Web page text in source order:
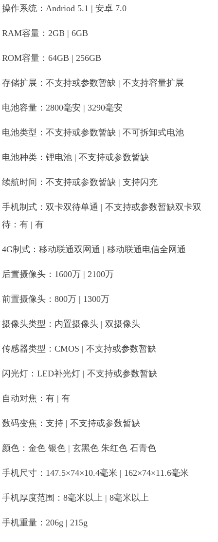
操作系统：Andriod 5.1 | 安卓 7.0
RAM容量：2GB | 6GB
ROM容量：64GB | 256GB
存储扩展：不支持或参数暂缺 | 不支持容量扩展
电池容量：2800毫安 | 3290毫安
电池类型：不支持或参数暂缺 | 不可拆卸式电池
电池种类：锂电池 | 不支持或参数暂缺
续航时间：不支持或参数暂缺 | 支持闪充
手机制式：双卡双待单通 | 不支持或参数暂缺双卡双
待：有 | 有
4G制式：移动联通双网通 | 移动联通电信全网通
后置摄像头：1600万 | 2100万
前置摄像头：800万 | 1300万
摄像头类型：内置摄像头 | 双摄像头
传感器类型：CMOS | 不支持或参数暂缺
闪光灯：LED补光灯 | 不支持或参数暂缺
自动对焦：有 | 有
数码变焦：支持 | 不支持或参数暂缺
颜色：金色 银色 | 玄黑色 朱红色 石青色
手机尺寸：147.5×74×10.4毫米 | 162×74×11.6毫米
手机厚度范围：8毫米以上 | 8毫米以上
手机重量：206g | 215g